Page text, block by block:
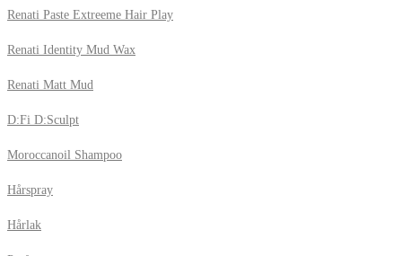
Renati Paste Extreeme Hair Play
Renati Identity Mud Wax
Renati Matt Mud
D:Fi D:Sculpt
Moroccanoil Shampoo
Hårspray
Hårlak